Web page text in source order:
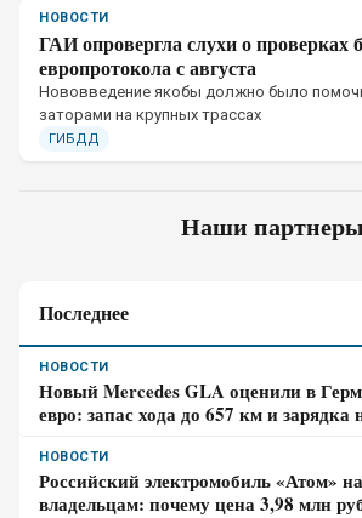
НОВОСТИ
ГАИ опровергла слухи о проверках
европротокола с августа
Нововведение якобы должно было
заторами на крупных трассах
ГИБДД
Наши партнеры
Последнее
НОВОСТИ
Новый Mercedes GLA оценили в
евро: запас хода до 657 км и зарядка
НОВОСТИ
Российский электромобиль «Атом»
владельцам: почему цена 3,98 млн